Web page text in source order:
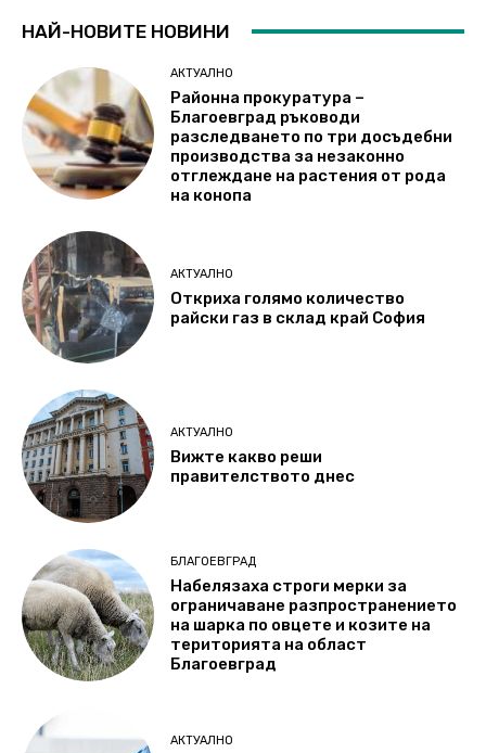
НАЙ-НОВИТЕ НОВИНИ
АКТУАЛНО
Районна прокуратура –
Благоевград ръководи
разследването по три досъдебни
производства за незаконно
отглеждане на растения от рода
на конопа
АКТУАЛНО
Откриха голямо количество
райски газ в склад край София
АКТУАЛНО
Вижте какво реши
правителството днес
БЛАГОЕВГРАД
Набелязаха строги мерки за
ограничаване разпространението
на шарка по овцете и козите на
територията на област
Благоевград
АКТУАЛНО